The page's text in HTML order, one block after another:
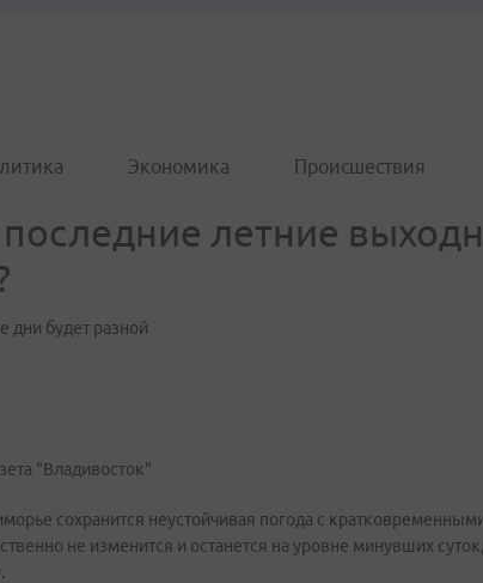
Экономика Происшествия
летние
дни будет разной
"Владивосток"
сохранится неустойчивая погода с
не изменится и останется на уровне минувших